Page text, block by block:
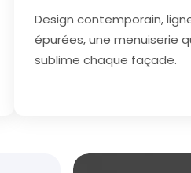
Design contemporain,
épurées, une menuiserie
sublime chaque façade.